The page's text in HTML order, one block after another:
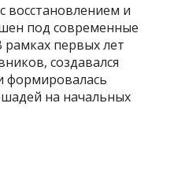
восстановлением и
под современные
первых лет
создавался
формировалась
на начальных